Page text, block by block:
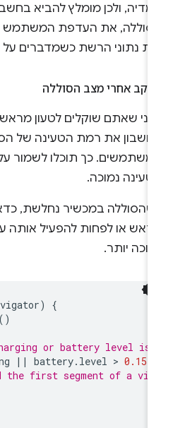
ולכן מומלץ להביא
את העדפת המשתמש
נתוני הרשת כשמדברים על
אחרי מצב הסוללה
שאתם שוקלים לטעון מראש
את רמת הטעינה של
כך תוכלו לשמור על
נמוכה.
במכשיר נחלשת, כדאי
או לפחות להפעיל אותה עבור
יותר.
navigator
or battery level is
|| battery.level > 0.15
the first segment of a